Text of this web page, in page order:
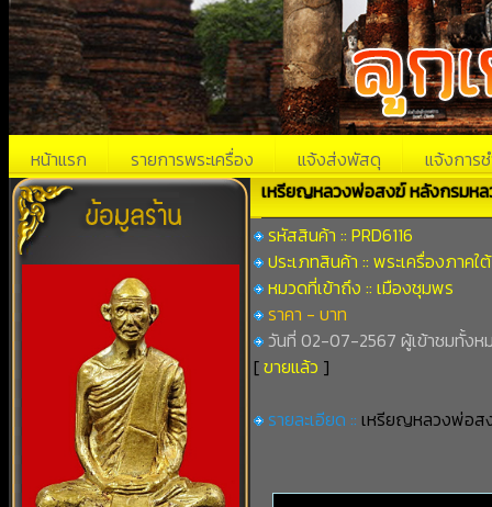
หน้าแรก รายการพระเครื่อง แจ้งส่งพัสดุ แจ้งการช
เหรียญหลวงพ่อสงฆ์ หลังกรมห
รหัสสินค้า :: PRD6116
ประเภทสินค้า :: พระเครื่องภาคใต้
หมวดที่เข้าถึง :: เมืองชุมพร
ราคา - บาท
วันที่ 02-07-2567 ผู้เข้าชมทั้งห
[ขายแล้ว ]
รายละเอียด :: เหรียญหลวงพ่อส